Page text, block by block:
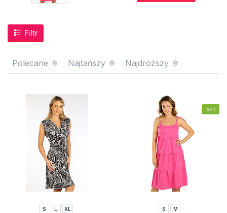
Filtr
Polecane Najtańszy Najdroższy
S L XL
-37%
S M